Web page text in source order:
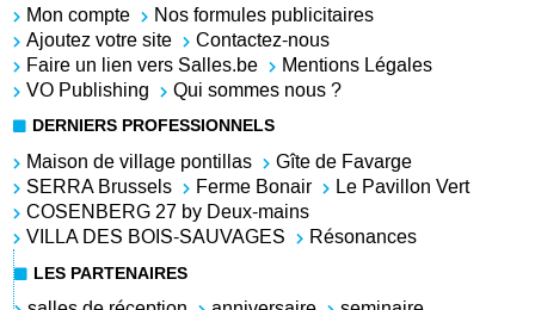
Mon compte
Nos formules publicitaires
Ajoutez votre site
Contactez-nous
Faire un lien vers Salles.be
Mentions Légales
VO Publishing
Qui sommes nous ?
DERNIERS PROFESSIONNELS
Maison de village pontillas
Gîte de Favarge
SERRA Brussels
Ferme Bonair
Le Pavillon Vert
COSENBERG 27 by Deux-mains
VILLA DES BOIS-SAUVAGES
Résonances
LES PARTENAIRES